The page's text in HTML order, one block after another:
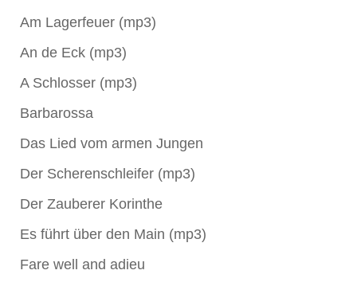
Am Lagerfeuer (mp3)
An de Eck (mp3)
A Schlosser (mp3)
Barbarossa
Das Lied vom armen Jungen
Der Scherenschleifer (mp3)
Der Zauberer Korinthe
Es führt über den Main (mp3)
Fare well and adieu